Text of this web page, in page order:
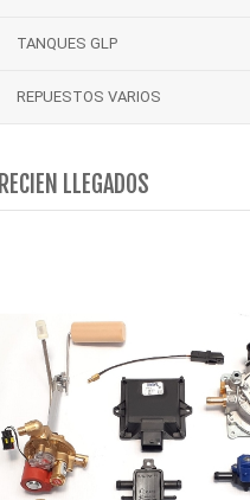
TANQUES GLP
REPUESTOS VARIOS
RECIEN LLEGADOS